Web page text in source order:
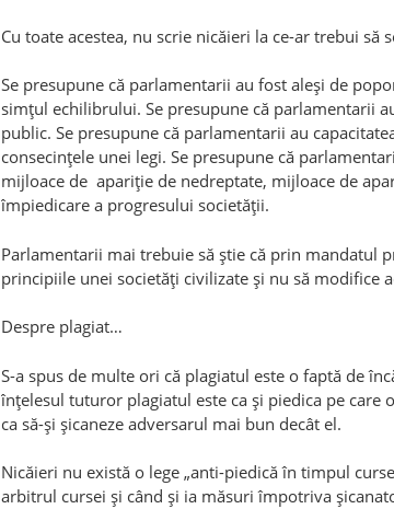
Cu toate acestea, nu scrie nicăieri la ce-ar trebui să
Se presupune că parlamentarii au fost aleşi de
simţul echilibrului. Se presupune că parlamentarii
public. Se presupune că parlamentarii au
consecinţele unei legi. Se presupune că
mijloace de apariţie de nedreptate, mijloace de
împiedicare a progresului societăţii.
Parlamentarii mai trebuie să ştie că prin mandatul
principiile unei societăţi civilizate şi nu să modifice
Despre plagiat…
S-a spus de multe ori că plagiatul este o faptă de
înţelesul tuturor plagiatul este ca şi piedica pe
ca să-şi şicaneze adversarul mai bun decât el.
Nicăieri nu există o lege „anti-piedică în timpul
arbitrul cursei şi când şi ia măsuri împotriva